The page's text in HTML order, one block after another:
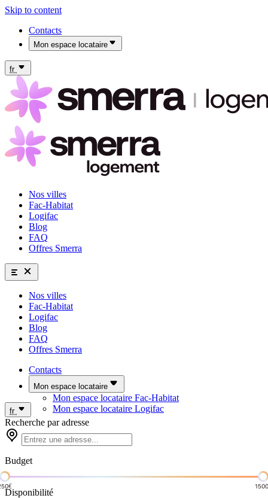
Skip to content
Contacts
Mon espace locataire
fr
Nos villes
Fac-Habitat
Logifac
Blog
FAQ
Offres Smerra
Nos villes
Fac-Habitat
Logifac
Blog
FAQ
Offres Smerra
Contacts
Mon espace locataire
Mon espace locataire Fac-Habitat
Mon espace locataire Logifac
fr
Recherche par adresse
Budget
Disponibilité